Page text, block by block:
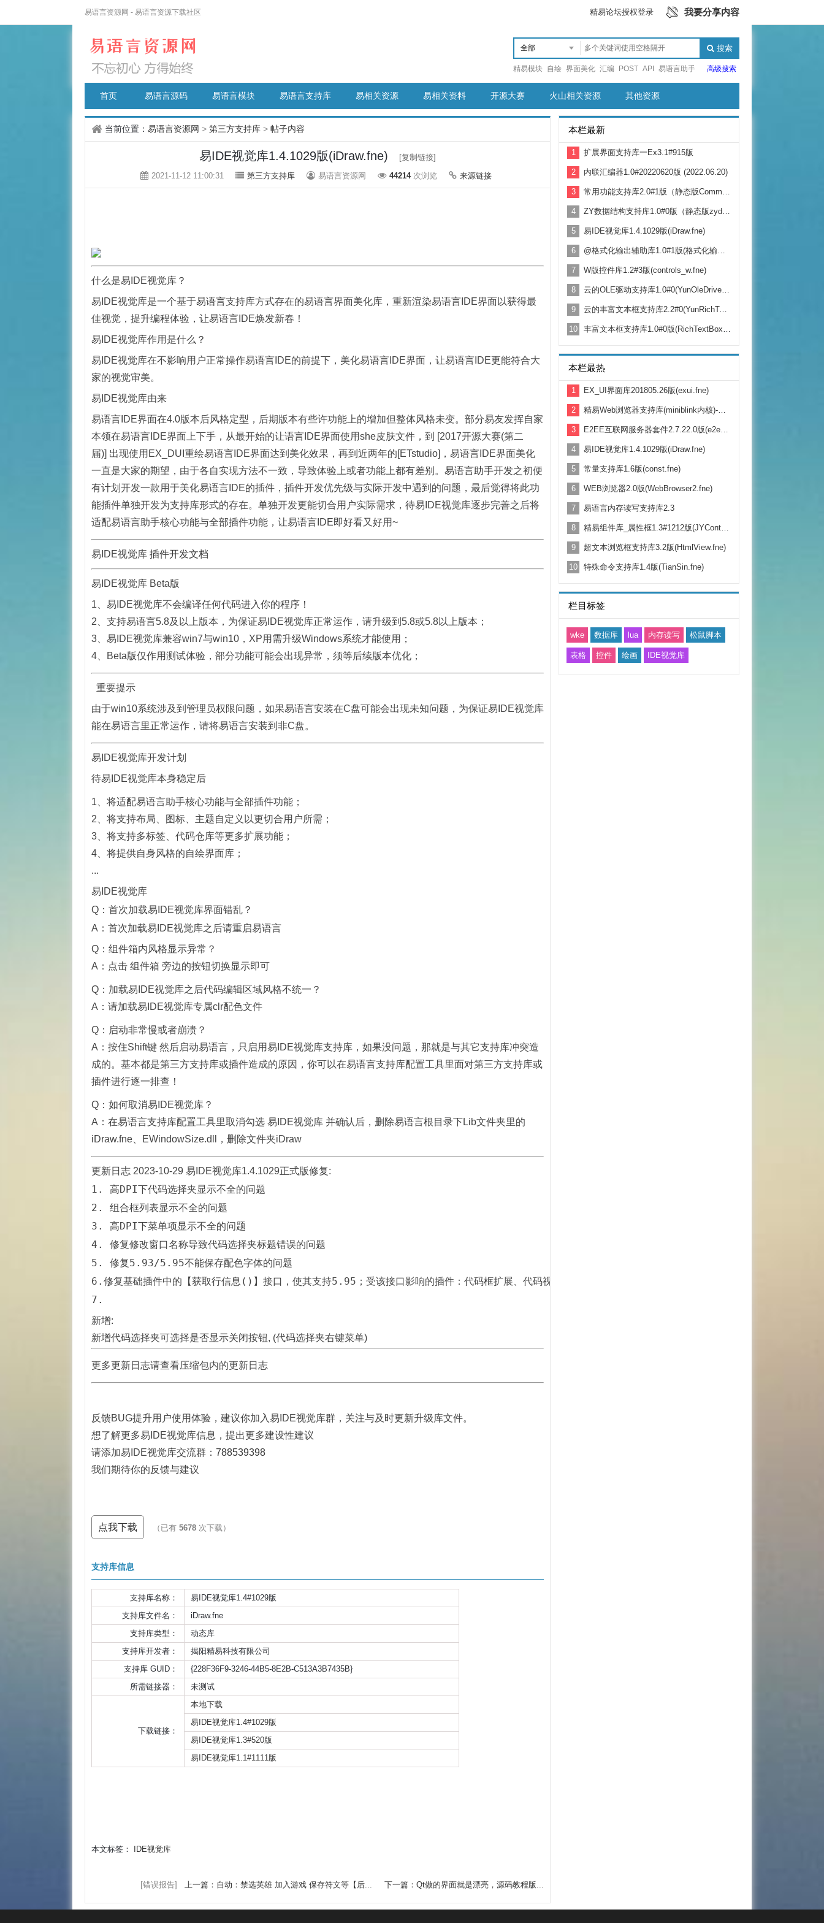
易语言资源网 - 易语言资源下载社区 精易论坛授权登录 我要分享内容
搜索
精易模块 自绘 界面美化 汇编 POST API 易语言助手 高级搜索
首页 易语言源码 易语言模块 易语言支持库 易相关资源 易相关资料 开源大赛 火山相关资源 其他资源
当前位置： 易语言资源网 > 第三方支持库 > 帖子内容
易IDE视觉库1.4.1029版(iDraw.fne)
[复制链接]
2021-11-12 11:00:31
第三方支持库 易语言资源网 44214 次浏览 来源链接
什么是易IDE视觉库？
易IDE视觉库是一个基于易语言支持库方式存在的易语言界面美化库，重新渲染易语言IDE界面以获得最
佳视觉，提升编程体验，让易语言IDE焕发新春！
易IDE视觉库作用是什么？
易IDE视觉库在不影响用户正常操作易语言IDE的前提下，美化易语言IDE界面，让易语言IDE更能符合大
家的视觉审美。
易IDE视觉库由来
易语言IDE界面在4.0版本后风格定型，后期版本有些许功能上的增加但整体风格未变。部分易友发挥自家
本领在易语言IDE界面上下手，从最开始的让语言IDE界面使用she皮肤文件，到 [2017开源大赛(第二
届)] 出现使用EX_DUI重绘易语言IDE界面达到美化效果，再到近两年的[ETstudio]，易语言IDE界面美化
一直是大家的期望，由于各自实现方法不一致，导致体验上或者功能上都有差别。 易语言助手开发之初便
有计划开发一款用于美化易语言IDE的插件，插件开发优先级与实际开发中遇到的问题，最后觉得将此功
能插件单独开发为支持库形式的存在。单独开发更能切合用户实际需求，待易IDE视觉库逐步完善之后将
适配易语言助手核心功能与全部插件功能，让易语言IDE即好看又好用~
易IDE视觉库 插件开发文档
易IDE视觉库 Beta版
1、易IDE视觉库不会编译任何代码进入你的程序！
2、支持易语言5.8及以上版本，为保证易IDE视觉库正常运作，请升级到5.8或5.8以上版本；
3、易IDE视觉库兼容win7与win10，XP用需升级Windows系统才能使用；
4、Beta版仅作用测试体验，部分功能可能会出现异常，须等后续版本优化；
​ ​ 重要提示
由于win10系统涉及到管理员权限问题，如果易语言安装在C盘可能会出现未知问题，为保证易IDE视觉库
能在易语言里正常运作，请将易语言安装到非C盘。
易IDE视觉库开发计划
待易IDE视觉库本身稳定后
1、将适配易语言助手核心功能与全部插件功能；
2、将支持布局、图标、主题自定义以更切合用户所需；
3、将支持多标签、代码仓库等更多扩展功能；
4、将提供自身风格的自绘界面库；
...
易IDE视觉库
Q：首次加载易IDE视觉库界面错乱？
A：首次加载易IDE视觉库之后请重启易语言
Q：组件箱内风格显示异常？
A：点击 组件箱 旁边的按钮切换显示即可
Q：加载易IDE视觉库之后代码编辑区域风格不统一？
A：请加载易IDE视觉库专属clr配色文件
Q：启动非常慢或者崩溃？
A：按住Shift键 然后启动易语言，只启用易IDE视觉库支持库，如果没问题，那就是与其它支持库冲突造
成的。基本都是第三方支持库或插件造成的原因，你可以在易语言支持库配置工具里面对第三方支持库或
插件进行逐一排查！
Q：如何取消易IDE视觉库？
A：在易语言支持库配置工具里取消勾选 易IDE视觉库 并确认后，删除易语言根目录下Lib文件夹里的
iDraw.fne、EWindowSize.dll，删除文件夹iDraw
更新日志 2023-10-29 易IDE视觉库1.4.1029正式版修复:
1. 高DPI下代码选择夹显示不全的问题
2. 组合框列表显示不全的问题
3. 高DPI下菜单项显示不全的问题
4. 修复修改窗口名称导致代码选择夹标题错误的问题
5. 修复5.93/5.95不能保存配色字体的问题
6.修复基础插件中的【获取行信息()】接口，使其支持5.95；受该接口影响的插件：代码框扩展、代码视图、关联函数管理插件、E2EE自动添加订阅函数插件 等以
7.
新增:
新增代码选择夹可选择是否显示关闭按钮, (代码选择夹右键菜单)
更多更新日志请查看压缩包内的更新日志
反馈BUG提升用户使用体验，建议你加入易IDE视觉库群，关注与及时更新升级库文件。
想了解更多易IDE视觉库信息，提出更多建设性建议
请添加易IDE视觉库交流群： 788539398
我们期待你的反馈与建议
点我下载 （已有 5678 次下载）
支持库信息
支持库名称：
易IDE视觉库1.4#1029版
支持库文件名：
iDraw.fne
支持库类型：
动态库
支持库开发者：
揭阳精易科技有限公司
支持库 GUID：
{228F36F9-3246-44B5-8E2B-C513A3B7435B}
所需链接器：
未测试
下载链接：
本地下载
易IDE视觉库1.4#1029版
易IDE视觉库1.3#520版
易IDE视觉库1.1#1111版
本文标签： IDE视觉库
[错误报告] 上一篇：自动：禁选英雄 加入游戏 保存符文等【后... 下一篇：Qt做的界面就是漂亮，源码教程版...
本栏最新
1 扩展界面支持库一Ex3.1#915版
2 内联汇编器1.0#20220620版 (2022.06.20)
3 常用功能支持库2.0#1版（静态版CommonSupport.fne）
4 ZY数据结构支持库1.0#0版（静态版zydatastruct.fne）
5 易IDE视觉库1.4.1029版(iDraw.fne)
6 @格式化输出辅助库1.0#1版(格式化输出辅助库.fne)
7 W版控件库1.2#3版(controls_w.fne)
8 云的OLE驱动支持库1.0#0(YunOleDriver.fne)
9 云的丰富文本框支持库2.2#0(YunRichText.fne)
10 丰富文本框支持库1.0#0版(RichTextBox.fne)
本栏最热
1 EX_UI界面库201805.26版(exui.fne)
2 精易Web浏览器支持库(miniblink内核)-正式版发布 1.7.620
3 E2EE互联网服务器套件2.7.22.0版(e2ee.fne)
4 易IDE视觉库1.4.1029版(iDraw.fne)
5 常量支持库1.6版(const.fne)
6 WEB浏览器2.0版(WebBrowser2.fne)
7 易语言内存读写支持库2.3
8 精易组件库_属性框1.3#1212版(JYControl.fne)
9 超文本浏览框支持库3.2版(HtmlView.fne)
10 特殊命令支持库1.4版(TianSin.fne)
栏目标签
wke 数据库 lua 内存读写 松鼠脚本
表格 控件 绘画 IDE视觉库